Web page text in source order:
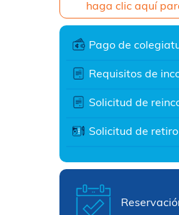
haga clic aquí
Pago de
Requisitos de
Solicitud de
Solicitud de retiro